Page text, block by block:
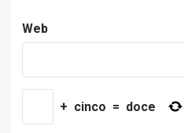
Web
+ cinco = doce